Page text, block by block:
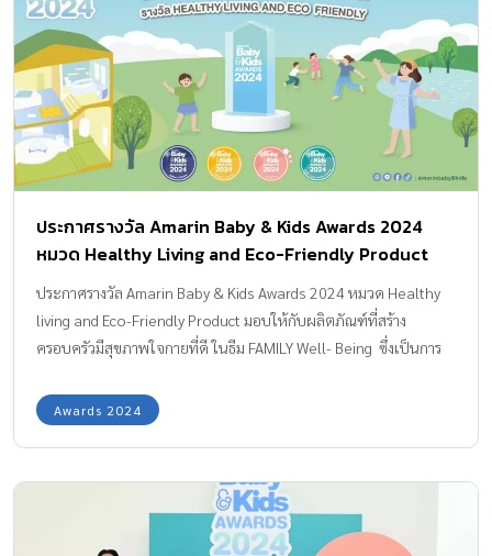
ประกาศรางวัล Amarin Baby & Kids Awards 2024
หมวด Healthy Living and Eco-Friendly Product
ประกาศรางวัล Amarin Baby & Kids Awards 2024 หมวด Healthy
living and Eco-Friendly Product มอบให้กับผลิตภัณฑ์ที่สร้าง
ครอบครัวมีสุขภาพใจกายที่ดี ในธีม FAMILY Well- Being ซึ่งเป็นการ
ระหว่างพ่อแม่และลูก ช่วยสร้างความเข้มแข็งภายในใจ ส่งผลต่อให้
ร่างกายแข็งแรงและมีสุขลักษณะที่ดี เช่น การรับประทานอาหารที่ถูก
รู้และทักษะชีวิตให้กับเด็ก รวมถึงผลิตภัณฑ์ที่คำนึงถึงสิ่งแวดล้อมและ
ความยั่งยืนของโลกใบนี้ ซึ่งในปีนี้รางวัล Health Living and Eco-
Friendly product ประกอบด้วย 10 รางวัล มาดูกันเลยค่ะว่า สินค้าที่
Awards 2024